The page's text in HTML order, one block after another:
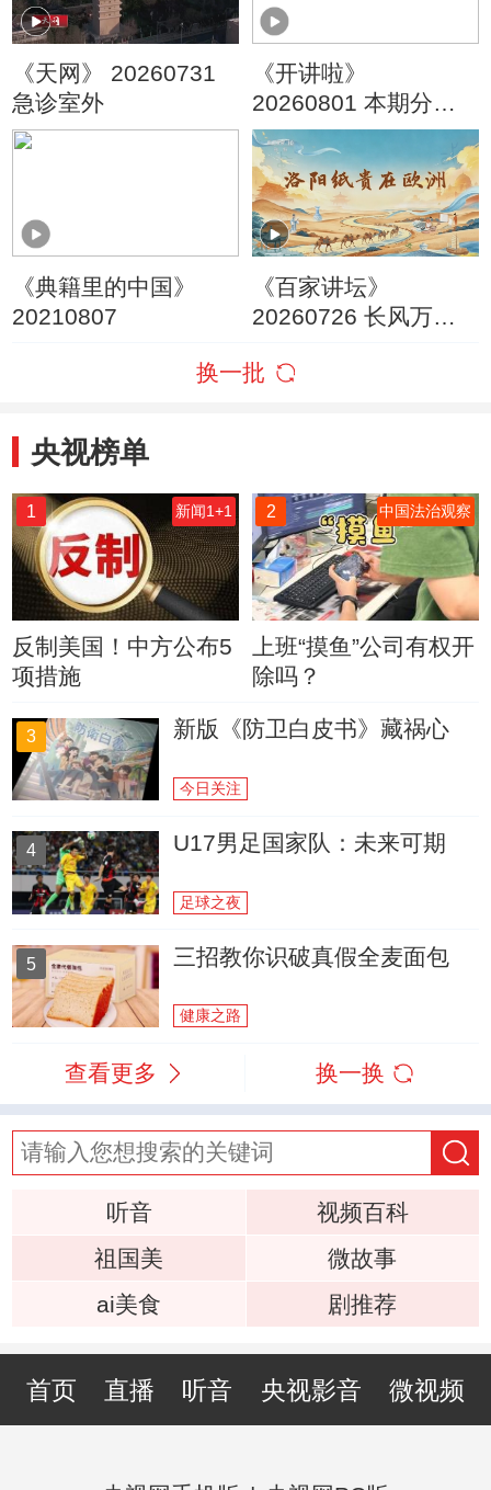
《天网》 20260731
急诊室外
《开讲啦》
20260801 本期分享
者：张凯
《典籍里的中国》
20210807
《百家讲坛》
20260726 长风万里 5
换一批
央视榜单
1 新闻1+1
反制美国！中方公布5
项措施
2 中国法治观察
上班“摸鱼”公司有权开
除吗？
3 新版《防卫白皮书》藏祸心
今日关注
4 U17男足国家队：未来可期
足球之夜
5 三招教你识破真假全麦面包
健康之路
查看更多 换一换
听音
视频百科
祖国美
微故事
ai美食
剧推荐
首页 直播 听音 央视影音 微视频